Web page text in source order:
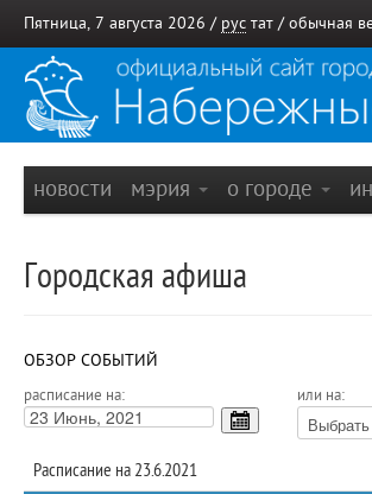
Пятница, 7 августа 2026 / рус тат / обычная
новости мэрия о городе
Городская афиша
ОБЗОР СОБЫТИЙ
расписание на: или на:
Расписание на 23.6.2021